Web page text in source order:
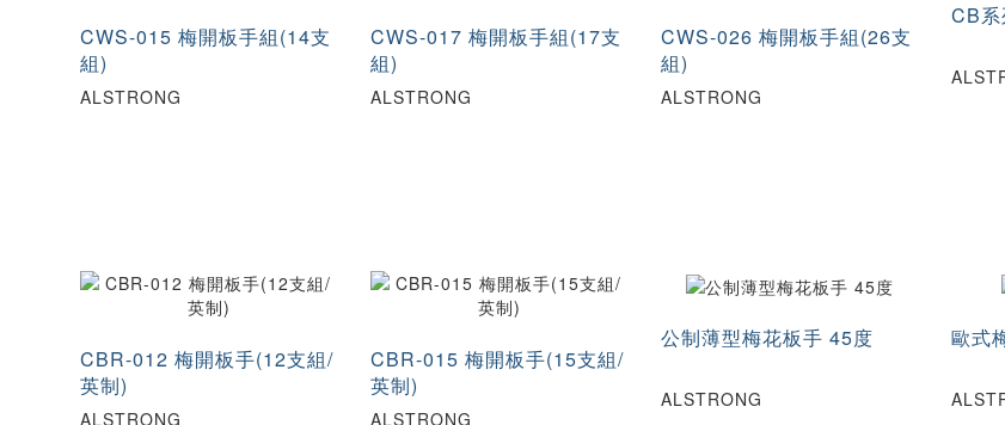
CWS-015 梅開板手組(14支
組)
ALSTRONG
CWS-017 梅開板手組(17支
組)
ALSTRONG
CWS-026 梅開板手組(26支
組)
ALSTRONG
CB
CBR-012 梅開板手(12支組/
英制)
ALSTRONG
CBR-015 梅開板手(15支組/
英制)
ALSTRONG
公制薄型梅花板手 45度
ALSTRONG
歐式